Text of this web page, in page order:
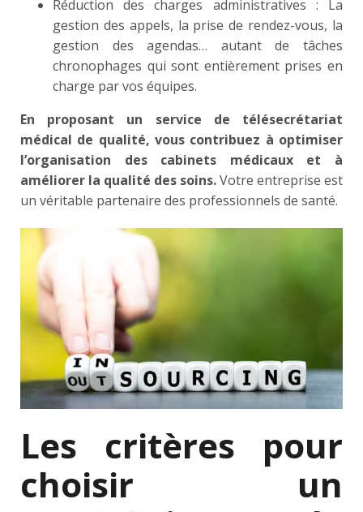
Réduction des charges administratives : La
gestion des appels, la prise de rendez-vous, la
gestion des agendas… autant de tâches
chronophages qui sont entièrement prises en
charge par vos équipes.
En proposant un service de télésecrétariat
médical de qualité, vous contribuez à optimiser
l’organisation des cabinets médicaux et à
améliorer la qualité des soins.Votre entreprise est
un véritable partenaire des professionnels de santé.
Les critères pour
choisir un